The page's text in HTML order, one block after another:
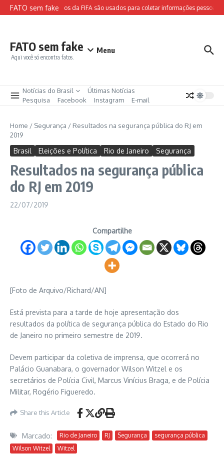
Ir para o conteúdo
FATO sem fakeSites falsos da FIFA são usados para coletar informações pessoais
FATO sem fake
Aqui você só encontra fatos.
Menu
Notícias do Brasil
Últimas Notícias
Pesquisa
Facebook Instagram E-mail
Home / Segurança / Resultados na segurança pública do RJ em
2019
Brasil Eleições e Política Rio de Janeiro Segurança
Resultados na segurança pública
do RJ em 2019
22/07/2019
Compartilhe
[Foto de Arquivo/Richard/AN]
Está prevista para a tarde de hoje apresentação dos
resultados da política de segurança pública do Estado do Rio
de Janeiro no primeiro semestre de 2019.
Devem participar da coletiva de imprensa, que ocorrerá no
Palácio Guanabara, o governador Wilson Witzel e os
secretários de Polícia Civil, Marcus Vinícius Braga, e de Polícia
Militar, Rogério Figueredo.
Share this Article
Marcado: Rio de Janeiro RJ Segurança
segurança pública
Wilson Witzel
Witzel